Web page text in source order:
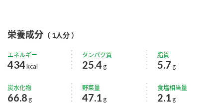
栄養成分 （ 1人分 ）
エネルギー
434kcal
タンパク質
25.4 g
脂質
5.7 g
炭水化物
66.8 g
野菜量
47.1 g
食塩相当量
2.1 g